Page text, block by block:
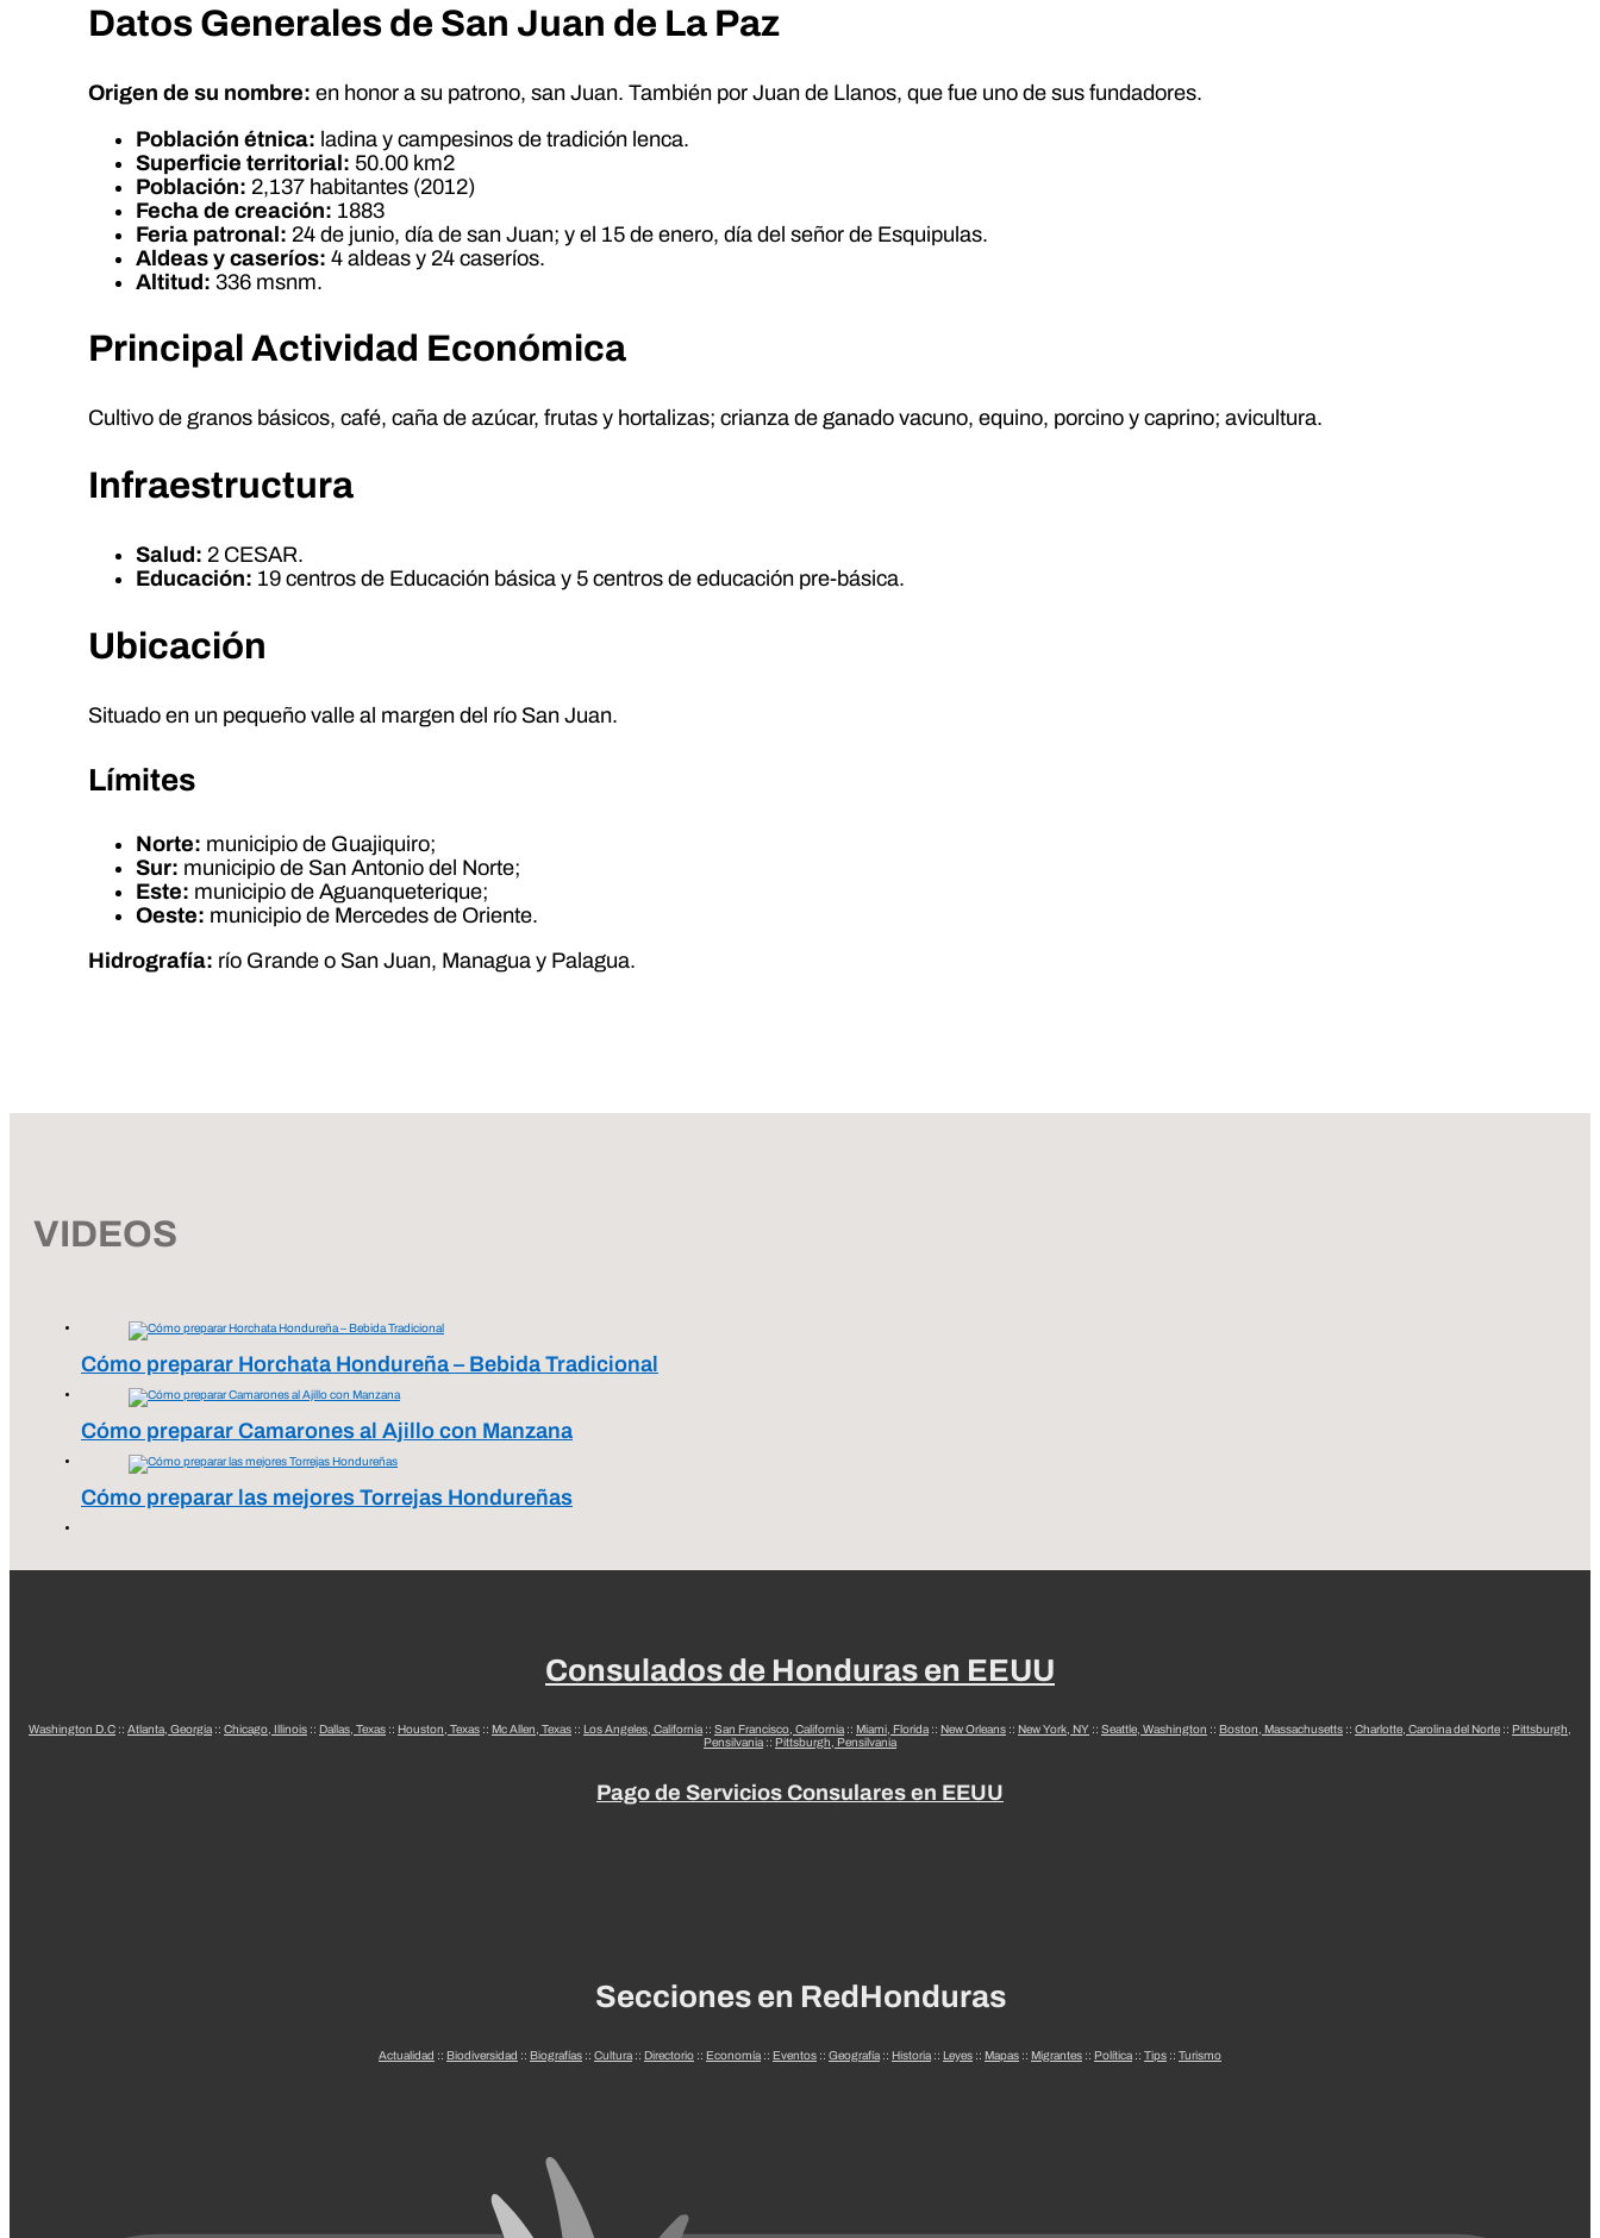
Datos Generales de San Juan de La Paz
Origen de su nombre: en honor a su patrono, san Juan. También por Juan de Llanos, que fue uno de sus fundadores.
Población étnica: ladina y campesinos de tradición lenca.
Superficie territorial: 50.00 km2
Población: 2,137 habitantes (2012)
Fecha de creación: 1883
Feria patronal: 24 de junio, día de san Juan; y el 15 de enero, día del señor de Esquipulas.
Aldeas y caseríos: 4 aldeas y 24 caseríos.
Altitud: 336 msnm.
Principal Actividad Económica
Cultivo de granos básicos, café, caña de azúcar, frutas y hortalizas; crianza de ganado vacuno, equino, porcino y caprino; avicultura.
Infraestructura
Salud: 2 CESAR.
Educación: 19 centros de Educación básica y 5 centros de educación pre-básica.
Ubicación
Situado en un pequeño valle al margen del río San Juan.
Límites
Norte: municipio de Guajiquiro;
Sur: municipio de San Antonio del Norte;
Este: municipio de Aguanqueterique;
Oeste: municipio de Mercedes de Oriente.
Hidrografía: río Grande o San Juan, Managua y Palagua.
VIDEOS
Cómo preparar Horchata Hondureña – Bebida Tradicional
Cómo preparar Camarones al Ajillo con Manzana
Cómo preparar las mejores Torrejas Hondureñas
Consulados de Honduras en EEUU
Washington D.C :: Atlanta, Georgia:: Chicago, Illinois :: Dallas, Texas :: Houston, Texas :: Mc Allen, Texas :: Los Angeles, California:: San Francisco, California:: Miami, Florida:: New Orleans :: New York, NY :: Seattle, Washington :: Boston, Massachusetts :: Charlotte, Carolina del Norte :: Pittsburgh,
Pensilvania:: Pittsburgh, Pensilvania
Pago de Servicios Consulares en EEUU
Secciones en RedHonduras
Actualidad :: Biodiversidad :: Biografías :: Cultura :: Directorio :: Economía :: Eventos :: Geografía :: Historia :: Leyes :: Mapas :: Migrantes :: Política :: Tips :: Turismo